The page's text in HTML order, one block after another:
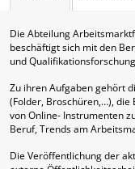
Die Abteilung
beschäftigt sich mit den
und
Zu ihren Aufgaben gehört
(Folder, Broschüren,…), die
von Online- Instrumenten
Beruf, Trends am
Die Veröffentlichung der